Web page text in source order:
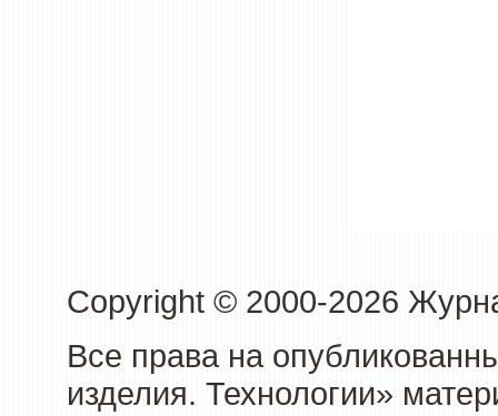
Copyright © 2000-2026
Все права на
изделия. Технологии»